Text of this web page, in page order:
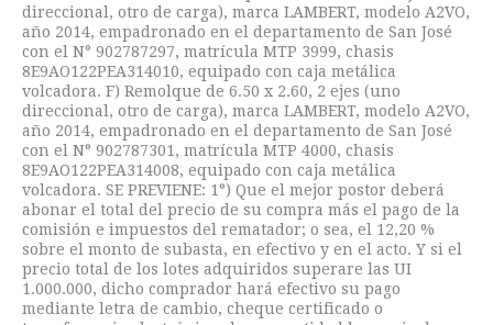
direccional, otro de carga), marca LAMBERT, modelo A2VO,
año 2014, empadronado en el departamento de San José
con el N° 902787297, matrícula MTP 3999, chasis
8E9AO122PEA314010, equipado con caja metálica
volcadora. F) Remolque de 6.50 x 2.60, 2 ejes (uno
direccional, otro de carga), marca LAMBERT, modelo A2VO,
año 2014, empadronado en el departamento de San José
con el N° 902787301, matrícula MTP 4000, chasis
8E9AO122PEA314008, equipado con caja metálica
volcadora. SE PREVIENE: 1°) Que el mejor postor deberá
abonar el total del precio de su compra más el pago de la
comisión e impuestos del rematador; o sea, el 12,20 %
sobre el monto de subasta, en efectivo y en el acto. Y si el
precio total de los lotes adquiridos superare las UI
1.000.000, dicho comprador hará efectivo su pago
mediante letra de cambio, cheque certificado o